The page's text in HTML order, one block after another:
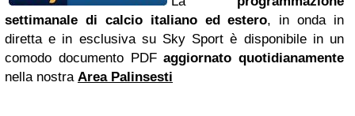
settimanale di calcio italiano ed estero, in onda in
diretta e in esclusiva su Sky Sport è disponibile in un
comodo documento PDFaggiornato quotidianamente
nella nostra Area Palinsesti